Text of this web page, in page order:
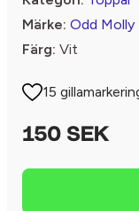
Märke: Odd Molly
Färg: Vit
15
150 SEK